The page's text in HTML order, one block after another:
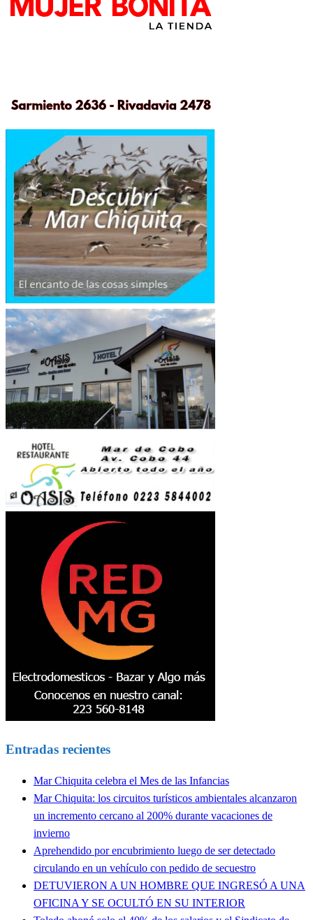
Entradas recientes
Mar Chiquita celebra el Mes de las Infancias
Mar Chiquita: los circuitos turísticos ambientales alcanzaron
un incremento cercano al 200% durante vacaciones de
invierno
Aprehendido por encubrimiento luego de ser detectado
circulando en un vehículo con pedido de secuestro
DETUVIERON A UN HOMBRE QUE INGRESÓ A UNA
OFICINA Y SE OCULTÓ EN SU INTERIOR